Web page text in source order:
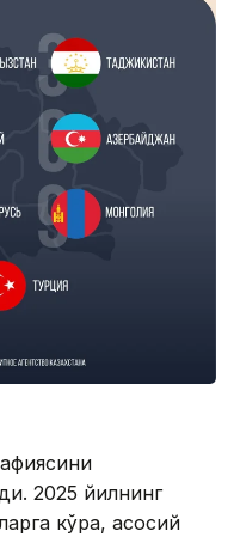
2025 йилнинг
кўра, асосий